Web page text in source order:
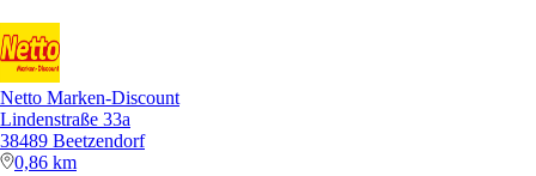
Netto Marken-Discount
Lindenstraße 33a
38489 Beetzendorf
0,86 km